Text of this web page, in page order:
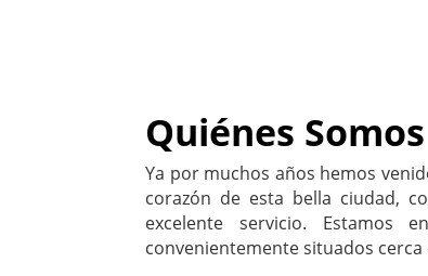
Quiénes Somos
Ya por muchos años hemos
corazón de esta bella ciudad,
excelente servicio. Estamos
convenientemente situados cerca